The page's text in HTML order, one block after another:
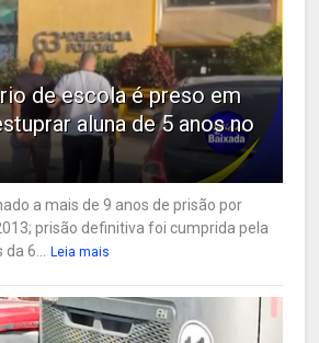
de escola é preso em
aluna de 5 anos no
a mais de 9 anos de prisão por
prisão definitiva foi cumprida pela
da 6... Leia mais